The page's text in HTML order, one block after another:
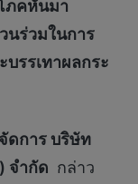
ภคหันมา
นร่วมในการ
รรเทาผลกระ
ดการ บริษัท
จำกัด กล่าว